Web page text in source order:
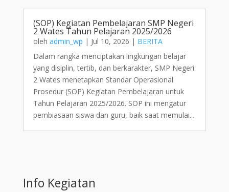
(SOP) Kegiatan Pembelajaran SMP Negeri
2 Wates Tahun Pelajaran 2025/2026
oleh admin_wp | Jul 10, 2026 | BERITA
Dalam rangka menciptakan lingkungan belajar
yang disiplin, tertib, dan berkarakter, SMP Negeri
2 Wates menetapkan Standar Operasional
Prosedur (SOP) Kegiatan Pembelajaran untuk
Tahun Pelajaran 2025/2026. SOP ini mengatur
pembiasaan siswa dan guru, baik saat memulai...
Info Kegiatan